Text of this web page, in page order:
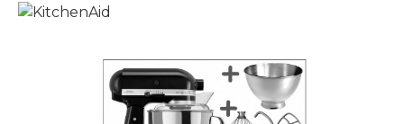
Bildergalerie überspringen